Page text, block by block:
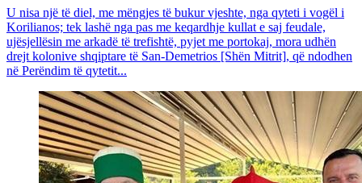
U nisa një të diel, me mëngjes të bukur vjeshte, nga qyteti i vogël i
Korilianos; tek lashë nga pas me keqardhje kullat e saj feudale,
ujësjellësin me arkadë të trefishtë, pyjet me portokaj, mora udhën
drejt kolonive shqiptare të San-Demetrios [Shën Mitrit], që ndodhen
në Perëndim të qytetit...